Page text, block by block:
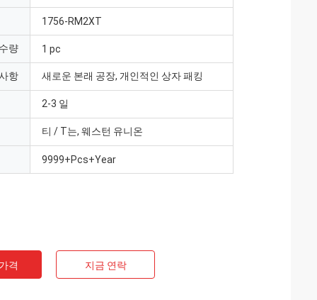
1756-RM2XT
량 1 pc
항 새로운 본래 공장, 개인적인 상자 패킹
2-3 일
티 / T는, 웨스턴 유니온
9999+Pcs+Year
격 지금 연락